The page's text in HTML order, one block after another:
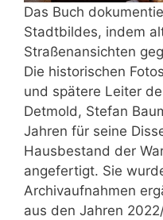
Das Buch
Stadtbildes, indem
Straßenansichten
Die historischen
und spätere Leiter
Detmold, Stefan
Jahren für seine
Hausbestand der
angefertigt. Sie
Archivaufnahmen
aus den Jahren